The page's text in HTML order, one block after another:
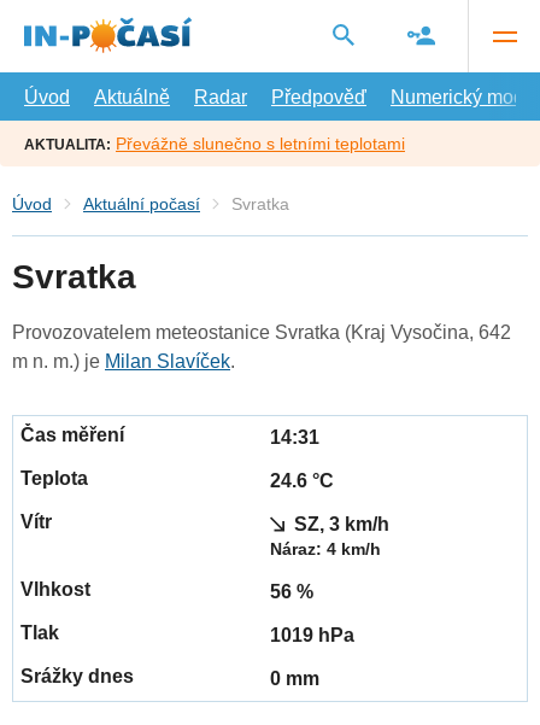
hlavní
Úvod
Aktuálně Radar Předpověď Numerický model
AKTUALITA: Převážně slunečno s letními teplotami
Úvod Aktuální počasí Svratka
Svratka
Provozovatelem meteostanice Svratka (Kraj Vysočina, 642
m n. m.) je Milan Slavíček.
14:31
24.6 °C
SZ, 3 km/h
Náraz: 4 km/h
56 %
1019 hPa
0 mm